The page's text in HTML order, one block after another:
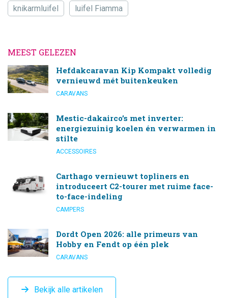
knikarmluifel luifel Fiamma
MEEST GELEZEN
Hefdakcaravan Kip Kompakt volledig
vernieuwd mét buitenkeuken
CARAVANS
Mestic-dakairco’s met inverter:
energiezuinig koelen én verwarmen in
stilte
ACCESSOIRES
Carthago vernieuwt topliners en
introduceert C2-tourer met ruime face-
to-face-indeling
CAMPERS
Dordt Open 2026: alle primeurs van
Hobby en Fendt op één plek
CARAVANS
Bekijk alle artikelen